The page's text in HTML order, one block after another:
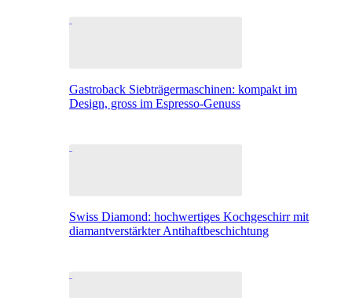
Gastroback Siebträgermaschinen: kompakt im
Design, gross im Espresso-Genuss
Swiss Diamond: hochwertiges Kochgeschirr mit
diamantverstärkter Antihaftbeschichtung